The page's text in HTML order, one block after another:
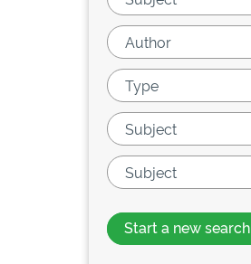
Start a new search